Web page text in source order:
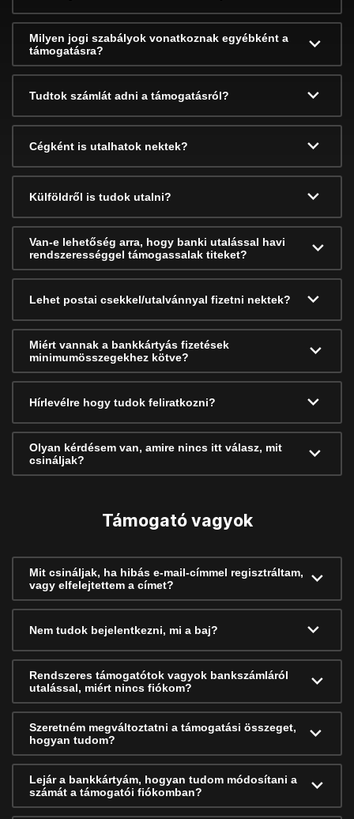
Milyen jogi szabályok vonatkoznak egyébként a
támogatásra?
Tudtok számlát adni a támogatásról?
Cégként is utalhatok nektek?
Külföldről is tudok utalni?
Van-e lehetőség arra, hogy banki utalással havi
rendszerességgel támogassalak titeket?
Lehet postai csekkel/utalvánnyal fizetni nektek?
Miért vannak a bankkártyás fizetések
minimumösszegekhez kötve?
Hírlevélre hogy tudok feliratkozni?
Olyan kérdésem van, amire nincs itt válasz, mit
csináljak?
Támogató vagyok
Mit csináljak, ha hibás e-mail-címmel regisztráltam,
vagy elfelejtettem a címet?
Nem tudok bejelentkezni, mi a baj?
Rendszeres támogatótok vagyok bankszámláról
utalással, miért nincs fiókom?
Szeretném megváltoztatni a támogatási összeget,
hogyan tudom?
Lejár a bankkártyám, hogyan tudom módosítani a
számát a támogatói fiókomban?